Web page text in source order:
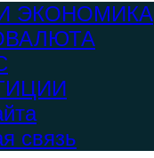
ЭКОНОМИКА
связь